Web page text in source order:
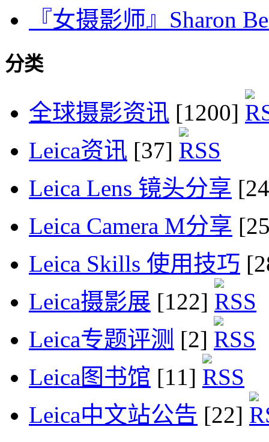
『女摄影师』Sharon
分类
全球摄影资讯 [1200]
Leica资讯 [37]
Leica Lens 镜头分享
Leica Camera M分享
Leica Skills 使用技巧
Leica摄影展 [122]
Leica专题评测 [2]
Leica图书馆 [11]
Leica中文站公告 [22]